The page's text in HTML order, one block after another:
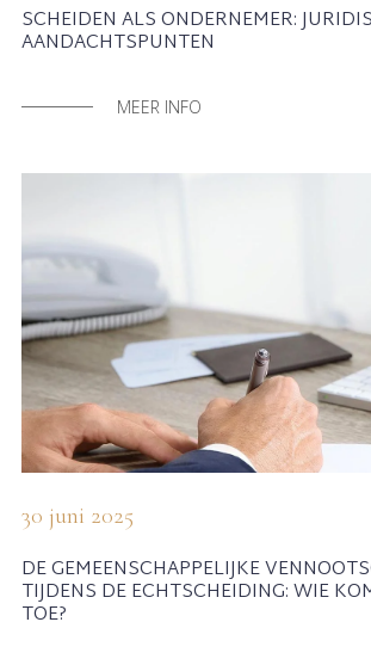
SCHEIDEN ALS ONDERNEMER:
AANDACHTSPUNTEN
MEER INFO
30 juni 2025
DE GEMEENSCHAPPELIJKE
TIJDENS DE ECHTSCHEIDING: WIE
TOE?